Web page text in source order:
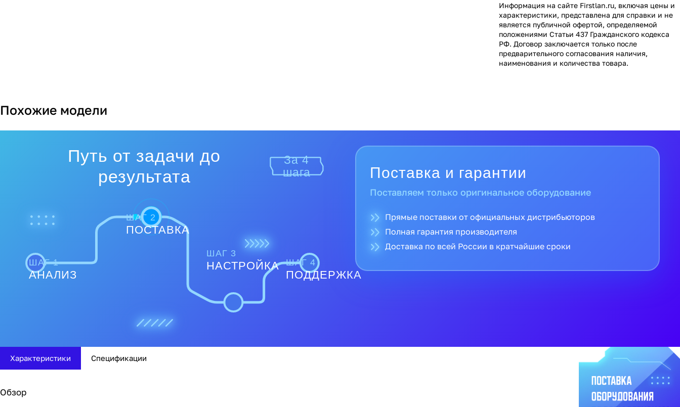
Информация на сайте Firstlan.ru, включая цены и
характеристики, представлена для справки и не
является публичной офертой, определяемой
положениями Статьи 437 Гражданского кодекса
РФ. Договор заключается только после
предварительного согласования наличия,
наименования и количества товара.
Похожие модели
Путь от задачи до
результата
За 4
шага
ШАГ 1
АНАЛИЗ
ШАГ 2
ПОСТАВКА
ШАГ 3
НАСТРОЙКА ШАГ 4
ПОДДЕРЖКА
Поставка и гарантии
Поставляем только оригинальное оборудование
Прямые поставки от официальных дистрибьюторов
Полная гарантия производителя
Доставка по всей России в кратчайшие сроки
Характеристики Спецификации
Обзор